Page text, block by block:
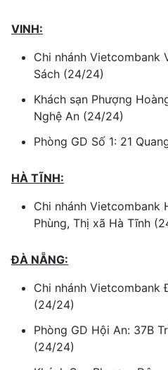
VINH:
Chi nhánh Vietcombank
Sách (24/24)
Khách sạn Phượng
Nghệ An (24/24)
Phòng GD Số 1: 21
HÀ TĨNH:
Chi nhánh Vietcombank
Phùng, Thị xã Hà Tĩnh
ĐÀ NẴNG:
Chi nhánh Vietcombank
(24/24)
Phòng GD Hội An: 37B
(24/24)